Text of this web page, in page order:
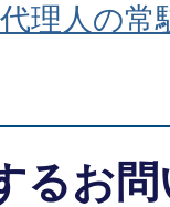
理人の
るお